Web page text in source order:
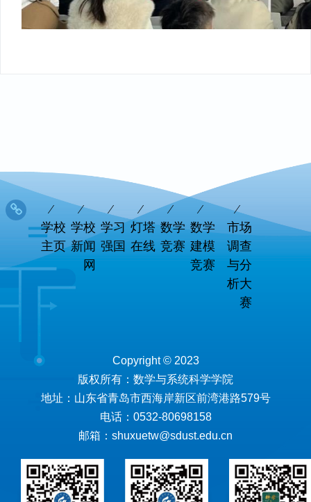
学校
主页
学校
新闻
网
学习
强国
灯塔
在线
数学
竞赛
数学
建模
竞赛
市场
调查
与分
析大
赛
Copyright © 2023
版权所有：数学与系统科学学院
地址：山东省青岛市西海岸新区前湾港路579号
电话：0532-80698158
邮箱：shuxuetw@sdust.edu.cn